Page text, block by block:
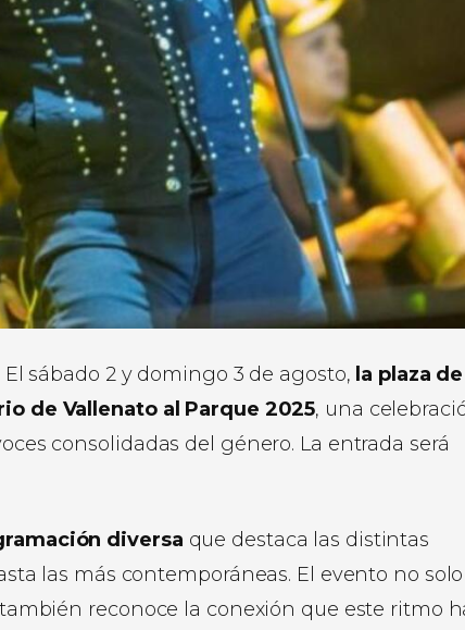
sábado 2 y domingo 3 de agosto, la plaza de
de Vallenato al Parque 2025, una
consolidadas del género. La entrada será
diversa que destaca las distintas
las más contemporáneas. El evento no solo
reconoce la conexión que este ritmo